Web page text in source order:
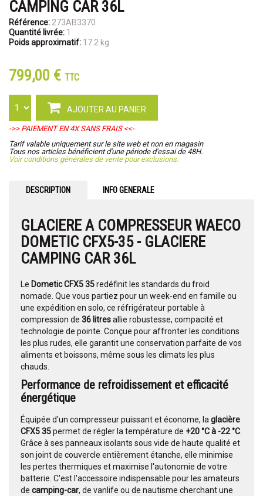
CAMPING CAR 36L
Référence: 273AB3370
Quantité livrée: 1
Poids approximatif: 17.2 kg
799,00 € TTC
AJOUTER AU PANIER
->> PAIEMENT EN 4X SANS FRAIS <<-
Tarif valable uniquement sur le site web et non en magasin
Tous nos articles bénéficient d'une période d'essai de 48H.
Voir conditions générales de vente pour exclusions.
DESCRIPTION INFO GENERALE
GLACIERE A COMPRESSEUR WAECO
DOMETIC CFX5-35 - GLACIERE
CAMPING CAR 36L
Le Dometic CFX5 35redéfinit les standards du froid
nomade. Que vous partiez pour un week-end en famille ou
une expédition en solo, ce réfrigérateur portable à
compression de 36 litresallie robustesse, compacité et
technologie de pointe. Conçue pour affronter les conditions
les plus rudes, elle garantit une conservation parfaite de vos
aliments et boissons, même sous les climats les plus
chauds.
Performance de refroidissement et efficacité
énergétique
Équipée d'un compresseur puissant et économe, la glacière
CFX5 35permet de régler la température de +20 °C à -22 °C
Grâce à ses panneaux isolants sous vide de haute qualité et
son joint de couvercle entièrement étanche, elle minimise
les pertes thermiques et maximise l'autonomie de votre
batterie. C'est l'accessoire indispensable pour les amateurs
de camping-car, de vanlife ou de nautisme cherchant une